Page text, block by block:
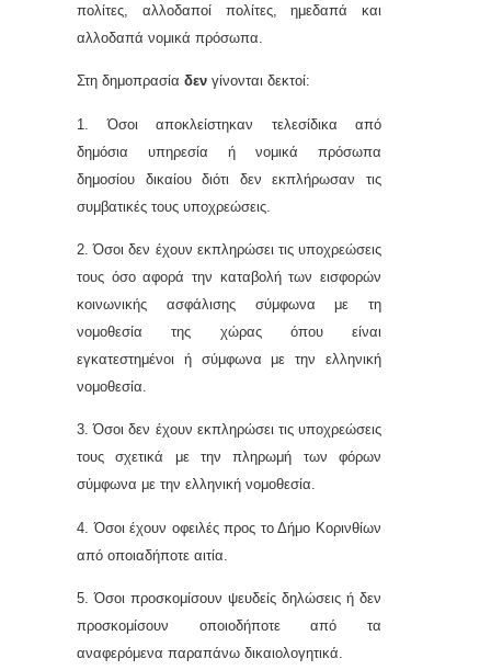
πολίτες, αλλοδαποί πολίτες, ημεδαπά και
αλλοδαπά νομικά πρόσωπα.
Στη δημοπρασία δεν γίνονται δεκτοί:
1. Όσοι αποκλείστηκαν τελεσίδικα από
δημόσια υπηρεσία ή νομικά πρόσωπα
δημοσίου δικαίου διότι δεν εκπλήρωσαν τις
συμβατικές τους υποχρεώσεις.
2. Όσοι δεν έχουν εκπληρώσει τις υποχρεώσεις
τους όσο αφορά την καταβολή των εισφορών
κοινωνικής ασφάλισης σύμφωνα με τη
νομοθεσία της χώρας όπου είναι
εγκατεστημένοι ή σύμφωνα με την ελληνική
νομοθεσία.
3. Όσοι δεν έχουν εκπληρώσει τις υποχρεώσεις
τους σχετικά με την πληρωμή των φόρων
σύμφωνα με την ελληνική νομοθεσία.
4. Όσοι έχουν οφειλές προς το Δήμο Κορινθίων
από οποιαδήποτε αιτία.
5. Όσοι προσκομίσουν ψευδείς δηλώσεις ή δεν
προσκομίσουν οποιοδήποτε από τα
αναφερόμενα παραπάνω δικαιολογητικά.